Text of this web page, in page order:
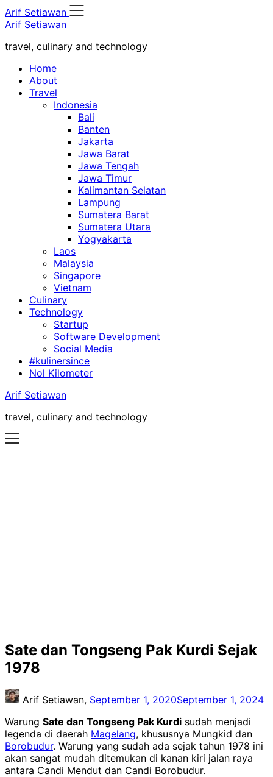
Skip
to
Arif Setiawan
Arif Setiawan
travel, culinary and technology
Home
About
Travel
Indonesia
Bali
Banten
Jakarta
Jawa Barat
Jawa Tengah
Jawa Timur
Kalimantan Selatan
Lampung
Sumatera Barat
Sumatera Utara
Yogyakarta
Laos
Malaysia
Singapore
Vietnam
Culinary
Technology
Startup
Software Development
Social Media
#kulinersince
Nol Kilometer
Arif Setiawan
travel, culinary and technology
Sate dan Tongseng Pak Kurdi Sejak
1978
Arif Setiawan, September 1, 2020September 1, 2024
Warung Sate dan Tongseng Pak Kurdi sudah menjadi
legenda di daerah Magelang, khususnya Mungkid dan
Borobudur. Warung yang sudah ada sejak tahun 1978 ini
akan sangat mudah ditemukan di kanan kiri jalan raya
antara Candi Mendut dan Candi Borobudur.